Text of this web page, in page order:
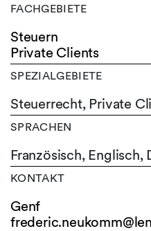
FACHGEBIETE
Steuern
Private Clients
SPEZIALGEBIETE
Steuerrecht, Private
SPRACHEN
Französisch, Englisch,
KONTAKT
Genf